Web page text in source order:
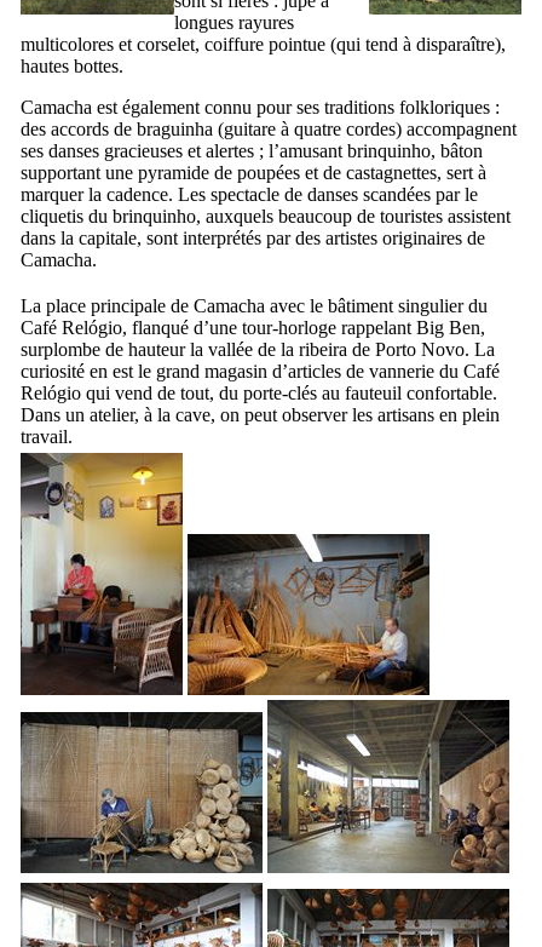
longues rayures
multicolores et corselet, coiffure pointue (qui tend à disparaître),
hautes bottes.
Camacha est également connu pour ses traditions folkloriques :
des accords de braguinha (guitare à quatre cordes) accompagnent
ses danses gracieuses et alertes ; l’amusant brinquinho, bâton
supportant une pyramide de poupées et de castagnettes, sert à
marquer la cadence. Les spectacle de danses scandées par le
cliquetis du brinquinho, auxquels beaucoup de touristes assistent
dans la capitale, sont interprétés par des artistes originaires de
Camacha.
La place principale de Camacha avec le bâtiment singulier du
Café Relógio, flanqué d’une tour-horloge rappelant Big Ben,
surplombe de hauteur la vallée de la ribeira de Porto Novo. La
curiosité en est le grand magasin d’articles de vannerie du Café
Relógio qui vend de tout, du porte-clés au fauteuil confortable.
Dans un atelier, à la cave, on peut observer les artisans en plein
travail.